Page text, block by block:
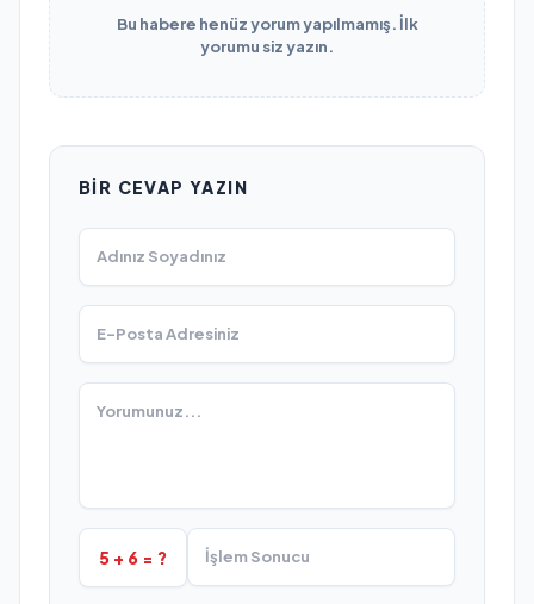
Bu habere henüz yorum yapılmamış. İlk
yorumu siz yazın.
BIR CEVAP YAZIN
5 + 6 = ?